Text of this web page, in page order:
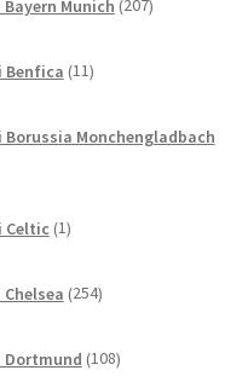
Munich 207izdelkov
Benfica 11izdelkov
Borussia Monchengladbach
Celtic 1izdelek
254izdelkov
Dortmund 108izdelkov